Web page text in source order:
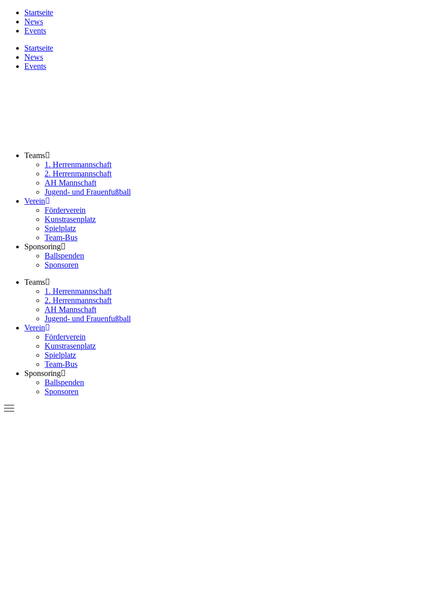
Zum
Inhalt
springen
Startseite
News
Events
Startseite
News
Events
Teams
1. Herrenmannschaft
2. Herrenmannschaft
AH Mannschaft
Jugend- und Frauenfußball
Verein
Förderverein
Kunstrasenplatz
Spielplatz
Team-Bus
Sponsoring
Ballspenden
Sponsoren
Teams
1. Herrenmannschaft
2. Herrenmannschaft
AH Mannschaft
Jugend- und Frauenfußball
Verein
Förderverein
Kunstrasenplatz
Spielplatz
Team-Bus
Sponsoring
Ballspenden
Sponsoren